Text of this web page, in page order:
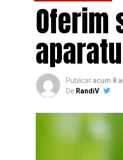
Oferim
Publicat acum 8
De RandiV